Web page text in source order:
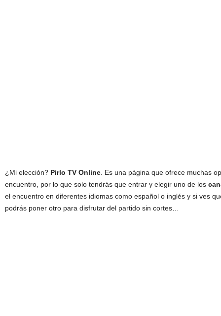
¿Mi elección? Pirlo TV Online . Es una página que ofrece muchas
encuentro, por lo que solo tendrás que entrar y elegir uno de los
el encuentro en diferentes idiomas como español o inglés y si ves
podrás poner otro para disfrutar del partido sin cortes…